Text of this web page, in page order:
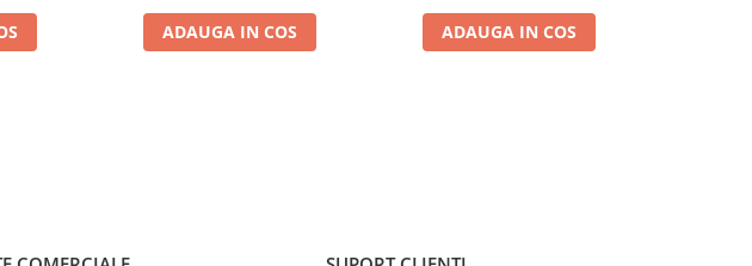
ADAUGA IN COS ADAUGA IN COS